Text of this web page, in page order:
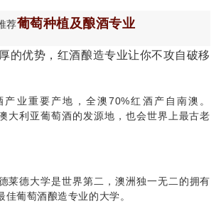
荐葡萄种植及酿酒专业
业重要产地，全澳70%红酒产自南澳。
大利亚葡萄酒的发源地，也会世界上最古老
莱德大学是世界第二，澳洲独一无二的拥有
葡萄酒酿造专业的大学。